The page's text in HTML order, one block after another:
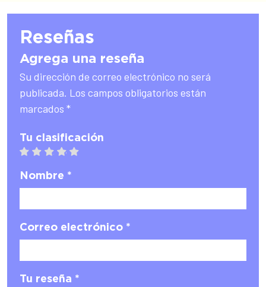
Reseñas
Agrega una reseña
Su dirección de correo electrónico no será
publicada. Los campos obligatorios están
marcados *
Tu clasificación
5 stars
4 stars
3 stars
2 stars
1 star
Nombre *
Correo electrónico *
Tu reseña *